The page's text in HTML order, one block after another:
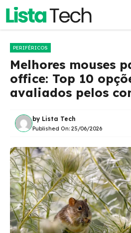
Pular
o
PERIFÉRICOS
Melhores mouses
office: Top 10
avaliados pelos
by Lista Tech
Published On: 25/06/2026